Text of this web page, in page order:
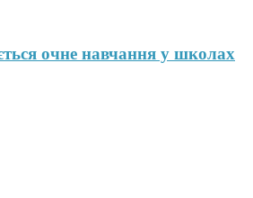
очне навчання у школах